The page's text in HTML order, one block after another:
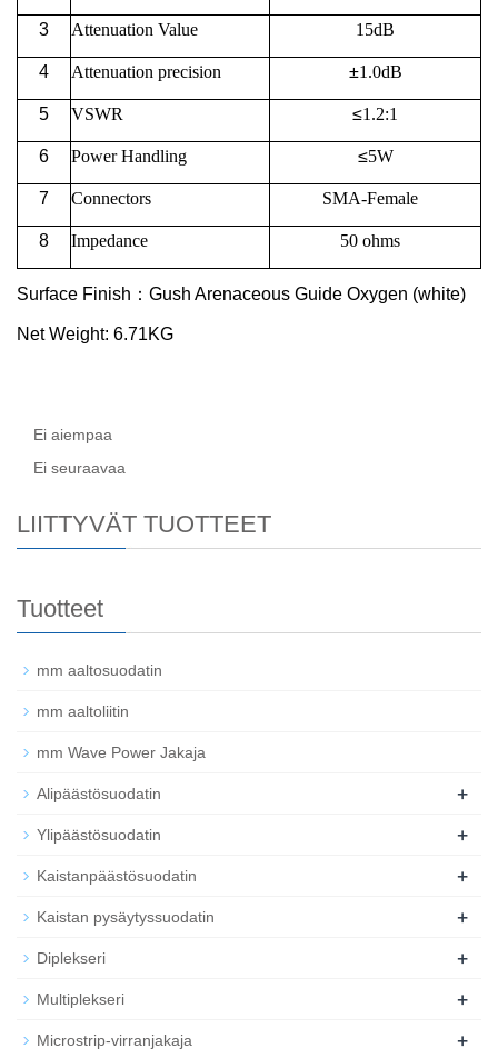
3 Attenuation Value 15dB
4 Attenuation precision ±1.0dB
5 VSWR ≤1.2:1
6 Power Handling ≤5W
7 Connectors SMA-Female
8 Impedance 50 ohms
Surface Finish ： Gush Arenaceous Guide Oxygen (white)
Net Weight: 6.71KG
Ei aiempaa
Ei seuraavaa
LIITTYVÄT TUOTTEET
Tuotteet
mm aaltosuodatin
mm aaltoliitin
mm Wave Power Jakaja
Alipäästösuodatin +
Ylipäästösuodatin +
Kaistanpäästösuodatin +
Kaistan pysäytyssuodatin +
Diplekseri +
Multiplekseri +
Microstrip-virranjakaja +